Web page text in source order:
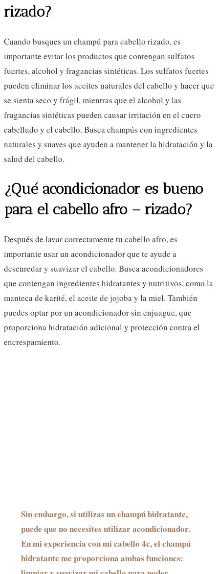
rizado?
Cuando busques un champú para cabello rizado, es
importante evitar los productos que contengan sulfatos
fuertes, alcohol y fragancias sintéticas. Los sulfatos fuertes
pueden eliminar los aceites naturales del cabello y hacer que
se sienta seco y frágil, mientras que el alcohol y las
fragancias sintéticas pueden causar irritación en el cuero
cabelludo y el cabello. Busca champús con ingredientes
naturales y suaves que ayuden a mantener la hidratación y la
salud del cabello.
¿Qué acondicionador es bueno
para el cabello afro – rizado?
Después de lavar correctamente tu cabello afro, es
importante usar un acondicionador que te ayude a
desenredar y suavizar el cabello. Busca acondicionadores
que contengan ingredientes hidratantes y nutritivos, como la
manteca de karité, el aceite de jojoba y la miel. También
puedes optar por un acondicionador sin enjuague, que
proporciona hidratación adicional y protección contra el
encrespamiento.
Sin embargo, si utilizas un champú hidratante,
puede que no necesites utilizar acondicionador.
En mi experiencia con mi cabello 4c, el champú
hidratante me proporciona ambas funciones: